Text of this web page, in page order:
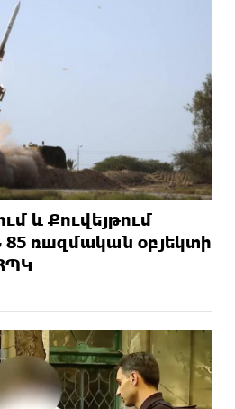
և Քուվեյթում
85 ռшզմական օբյեկտի